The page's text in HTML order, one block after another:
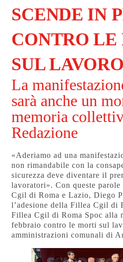
SCENDE IN
CONTRO
SUL LAVORO
La
sarà anche un
memoria
Redazione
«Aderiamo ad una
non rimandabile con la
sicurezza deve diventare il
lavoratori». Con queste
Cgil di Roma e Lazio, Diego
l’adesione della Fillea Cgil di
Fillea Cgil di Roma Spoc alla
febbraio contro le morti sul
amministrazioni comunali di